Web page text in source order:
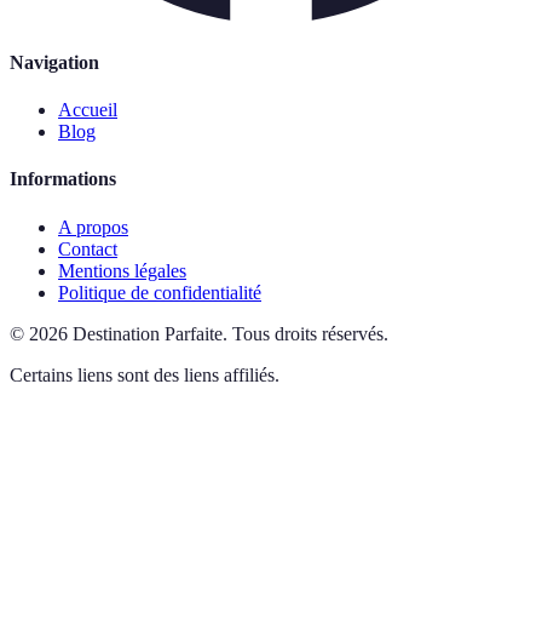
Navigation
Accueil
Blog
Informations
A propos
Contact
Mentions légales
Politique de confidentialité
© 2026 Destination Parfaite. Tous droits réservés.
Certains liens sont des liens affiliés.